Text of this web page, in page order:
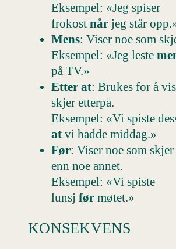
Eksempel: «Jeg spiser
frokost når jeg står
Mens: Viser noe som
Eksempel: «Jeg leste
på TV.»
Etter at: Brukes for å
skjer etterpå.
Eksempel: «Vi spiste
at vi hadde middag.»
Før: Viser noe som
enn noe annet.
Eksempel: «Vi spiste
lunsj før møtet.»
KONSEKVENS